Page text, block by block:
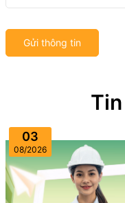
Gửi thông tin
03
08/2026